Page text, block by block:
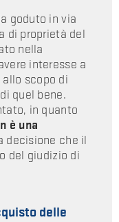
goduto in via
di proprietà del
nella
interesse a
scopo di
quel bene.
in quanto
è una
decisione che il
del giudizio di
delle